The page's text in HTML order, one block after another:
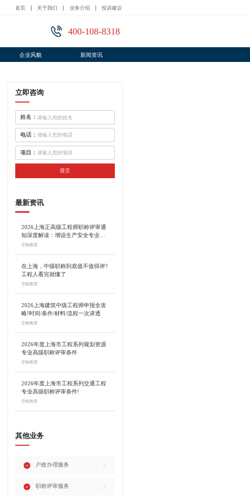
首页 关于我们 业务介绍 投诉建议
400-108-8318
企业风貌 新闻资讯
立即咨询
姓名：
电话：
项目：
提交
最新资讯
2026上海正高级工程师职称评审通
知深度解读：增设生产安全专业、
总量调控10%
空格教育
在上海，中级职称到底值不值得评?
工程人看完就懂了
空格教育
2026上海建筑中级工程师申报全攻
略!时间/条件/材料/流程一次讲透
空格教育
2026年度上海市工程系列规划资源
专业高级职称评审条件
空格教育
2026年度上海市工程系列交通工程
专业高级职称评审条件!
空格教育
其他业务
户政办理服务
职称评审服务